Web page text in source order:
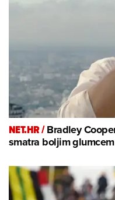
NET.HR /Bradley
smatra boljim